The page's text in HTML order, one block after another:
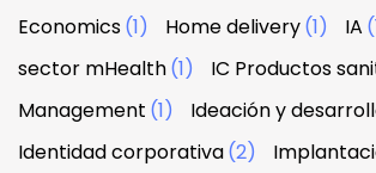
Economics(1) Home delivery(1) IA
sector mHealth(1) IC Productos
Management (1) Ideación y
Identidad corporativa(2)